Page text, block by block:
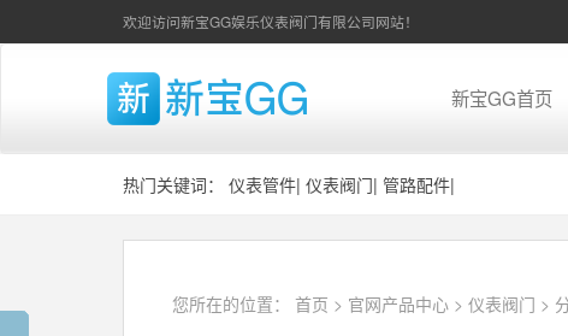
欢迎访问新宝GG娱乐仪表阀门有限公司网站！
新宝GG首页
热门关键词： 仪表管件| 仪表阀门| 管路配件|
您所在的位置： 首页 > 官网产品中心 > 仪表阀门 >